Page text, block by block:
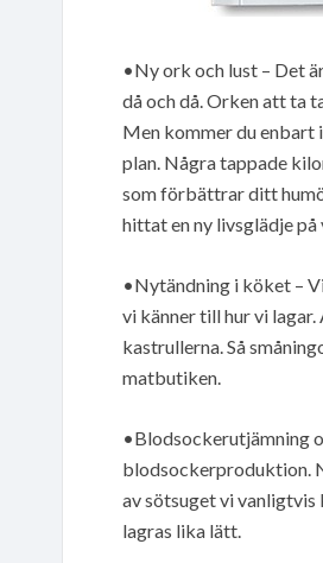
•Ny ork och lust – Det
då och då. Orken att ta
Men kommer du enbart
plan. Några tappade
som förbättrar ditt
hittat en ny livsglädje på
•Nytändning i köket –
vi känner till hur vi
kastrullerna. Så
matbutiken.
•Blodsockerutjämning
blodsockerproduktion.
av sötsuget vi
lagras lika lätt.